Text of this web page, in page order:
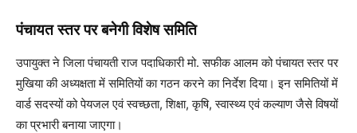
पंचायत स्तर पर बनेगी विशेष समिति
उपायुक्त ने जिला पंचायती राज पदाधिकारी मो. सफीक आलम को पंचायत स्तर पर
मुखिया की अध्यक्षता में समितियों का गठन करने का निर्देश दिया। इन समितियों में
वार्ड सदस्यों को पेयजल एवं स्वच्छता, शिक्षा, कृषि, स्वास्थ्य एवं कल्याण जैसे विषयों
का प्रभारी बनाया जाएगा।